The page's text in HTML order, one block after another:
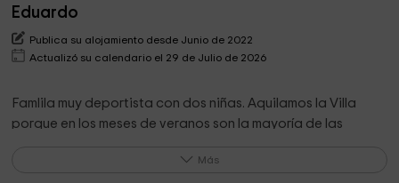
Eduardo
Publica su alojamiento desde Junio de 2022
Actualizó su calendario el 29 de Julio de 2026
Famlila muy deportista con dos niñas. Aquilamos la Villa
porque en los meses de veranos son la mayoría de las
Más